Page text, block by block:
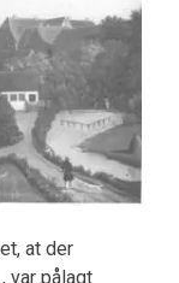
at der
var pålagt